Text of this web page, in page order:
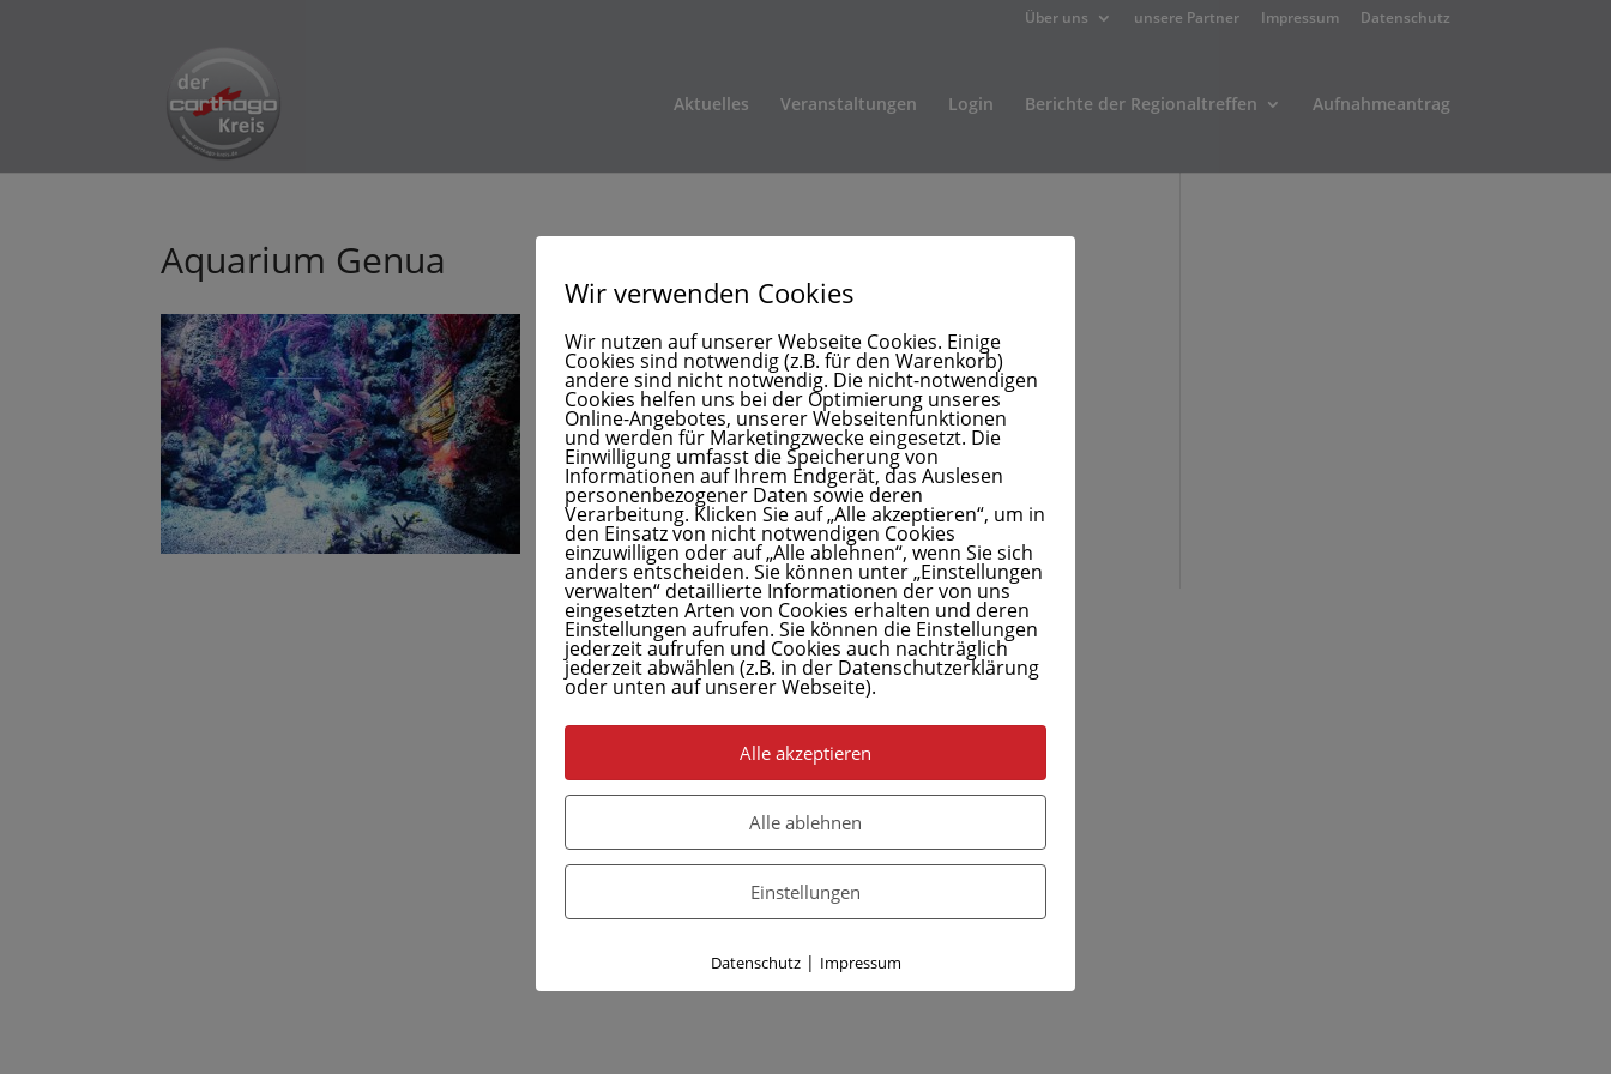
Über uns unsere Partner Impressum Datenschutz
Aktuelles Veranstaltungen Login Berichte der Regionaltreffen Aufnahmeantrag
Aquarium Genua
Wir verwenden Cookies
Wir nutzen auf unserer Webseite Cookies. Einige
Cookies sind notwendig (z.B. für den Warenkorb)
andere sind nicht notwendig. Die nicht-notwendigen
Cookies helfen uns bei der Optimierung unseres
Online-Angebotes, unserer Webseitenfunktionen
und werden für Marketingzwecke eingesetzt. Die
Einwilligung umfasst die Speicherung von
Informationen auf Ihrem Endgerät, das Auslesen
personenbezogener Daten sowie deren
Verarbeitung. Klicken Sie auf „Alle akzeptieren“, um in
den Einsatz von nicht notwendigen Cookies
einzuwilligen oder auf „Alle ablehnen“, wenn Sie sich
anders entscheiden. Sie können unter „Einstellungen
verwalten“ detaillierte Informationen der von uns
eingesetzten Arten von Cookies erhalten und deren
Einstellungen aufrufen. Sie können die Einstellungen
jederzeit aufrufen und Cookies auch nachträglich
jederzeit abwählen (z.B. in der Datenschutzerklärung
oder unten auf unserer Webseite).
Alle akzeptieren
Alle ablehnen
Einstellungen
Datenschutz| Impressum